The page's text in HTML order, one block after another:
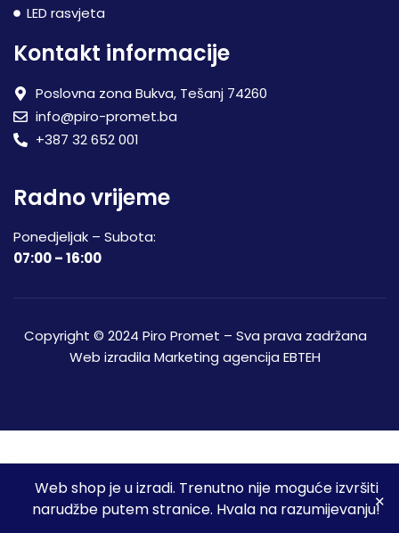
Web shop je u izradi. Trenutno nije moguće izvršiti
narudžbe putem stranice. Hvala na razumijevanju!
LED rasvjeta
Kontakt informacije
Poslovna zona Bukva, Tešanj 74260
info@piro-promet.ba
+387 32 652 001
Radno vrijeme
Ponedjeljak – Subota:
07:00 – 16:00
Copyright © 2024 Piro Promet – Sva prava zadržana
Web izradila Marketing agencija EBTEH
Moj račun